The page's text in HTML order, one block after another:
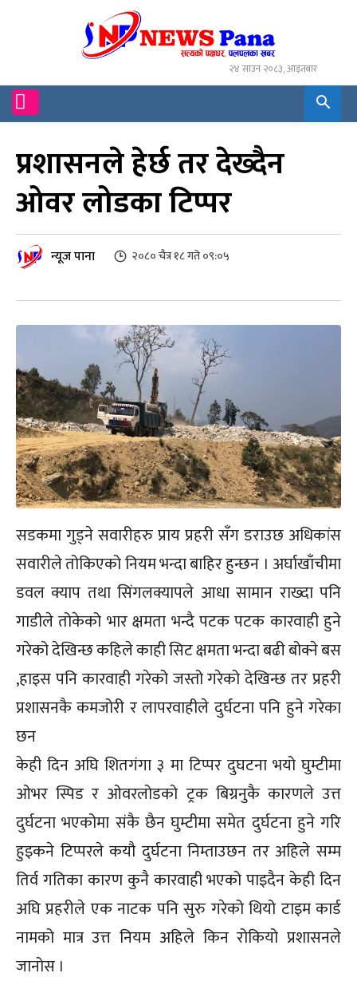
२४ साउन २०८३, आइतबार
प्रशासनले हेर्छ तर देख्दैन
ओवर लोडका टिप्पर
न्यूज पाना २०८० चैत्र १८ गते ०९:०५
सडकमा गुड्ने सवारीहरु प्राय प्रहरी सँग डराउछ अधिकांस
सवारीले तोकिएको नियम भन्दा बाहिर हुन्छन । अर्घाखाँचीमा
डवल क्याप तथा सिंगलक्यापले आधा सामान राख्दा पनि
गाडीले तोकेको भार क्षमता भन्दै पटक पटक कारवाही हुने
गरेको देखिन्छ कहिले काही सिट क्षमता भन्दा बढी बोक्ने बस
,हाइस पनि कारवाही गरेको जस्तो गरेको देखिन्छ तर प्रहरी
प्रशासनकै कमजोरी र लापरवाहीले दुर्घटना पनि हुने गरेका
छन
केही दिन अघि शितगंगा ३ मा टिप्पर दुघटना भयो घुम्टीमा
ओभर स्पिड र ओवरलोडको ट्रक बिग्रनुकै कारणले उत्त
दुर्घटना भएकोमा संकै छैन घुम्टीमा समेत दुर्घटना हुने गरि
हुइकने टिप्परले कयौ दुर्घटना निम्ताउछन तर अहिले सम्म
तिर्व गतिका कारण कुनै कारवाही भएको पाइदैन केही दिन
अघि प्रहरीले एक नाटक पनि सुरु गरेको थियो टाइम कार्ड
नामको मात्र उत्त नियम अहिले किन रोकियो प्रशासनले
जानोस ।